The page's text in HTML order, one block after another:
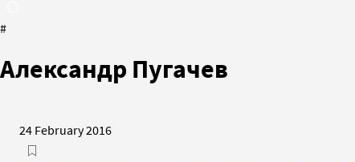
#
Александр Пугачев
24 February 2016